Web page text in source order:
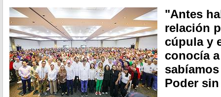
"Antes
relación
cúpula y
conocía
Poder